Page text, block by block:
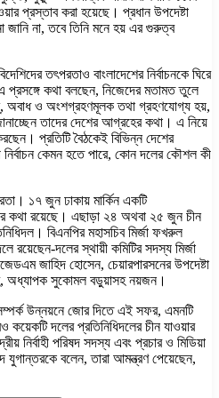
প্রস্তাব করা হয়েছে। প্রধান উপদেষ্টা
জানি না, তবে তিনি মনে হয় এর গুরুত্ব
তৎপরতাও বাংলাদেশের নির্বাচনকে ঘিরে
প্রসঙ্গে কথা বলছেন, নিজেদের মতামত তুলে
অবাধ ও অংশগ্রহণমূলক তথা গ্রহণযোগ্য হয়,
তাদের দেশের আগ্রহের কথা। এ নিয়ে
প্রতিটি বৈঠকেই বিভিন্ন দেশের
নির্বাচন কেমন হতে পারে, কোন দলের কৌশল কী
১৭ জুন ঢাকায় মার্কিন একটি
কথা রয়েছে। এছাড়া ২৪ অথবা ২৫ জুন চীন
বিএনপির মহাসচিব মির্জা ফখরুল
রয়েছেন-দলের স্থায়ী কমিটির সদস্য মির্জা
জাহিদ হোসেন, চেয়ারপারসনের উপদেষ্টা
অধ্যাপক সুকোমল বড়ুয়াসহ নয়জন।
সম্পর্ক উন্নয়নে জোর দিতে এই সফর, এমনটি
দলের প্রতিনিধিদলের চীন যাওয়ার
নির্বাহী পরিষদ সদস্য এবং প্রচার ও মিডিয়া
যুগান্তরকে বলেন, তারা আমন্ত্রণ পেয়েছেন,